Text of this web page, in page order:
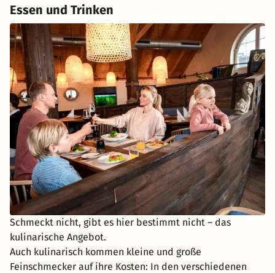
Essen und Trinken
Schmeckt nicht, gibt es hier bestimmt nicht – das
kulinarische Angebot.
Auch kulinarisch kommen kleine und große
Feinschmecker auf ihre Kosten: In den verschiedenen